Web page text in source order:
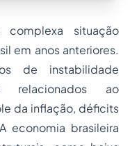
situação
em anos anteriores.
de instabilidade
relacionados ao
da inflação, déficits
economia brasileira